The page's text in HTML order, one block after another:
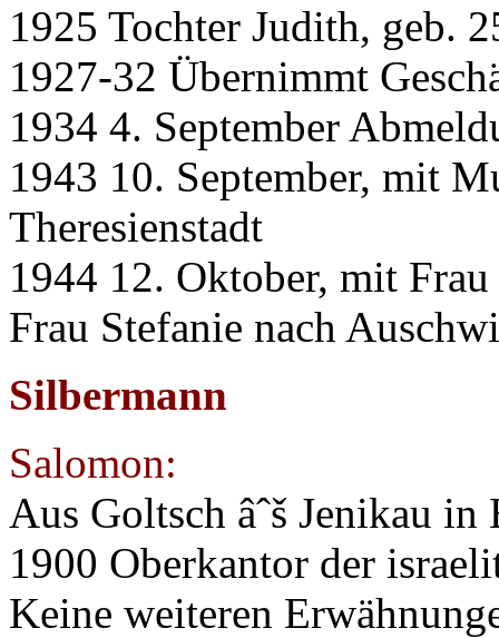
1925 Tochter Judith, geb.
1927-32 Übernimmt
1934 4. September
1943 10. September, mit
Theresienstadt
1944 12. Oktober, mit
Frau Stefanie nach
Silbermann
Salomon:
Aus Goltsch âˆš Jenikau in
1900 Oberkantor der
Keine weiteren